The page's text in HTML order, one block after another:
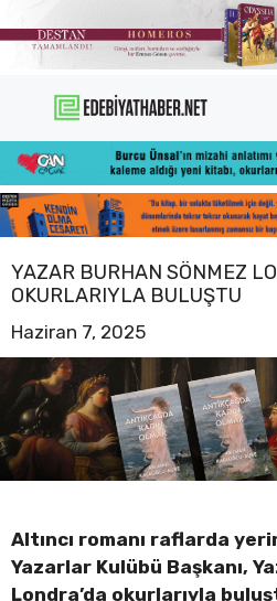
atla
YAZAR BURHAN SÖNMEZ
OKURLARIYLA BULUŞTU
Haziran 7, 2025
Altıncı romanı raflarda
Yazarlar Kulübü Başkanı,
Londra’da okurlarıyla